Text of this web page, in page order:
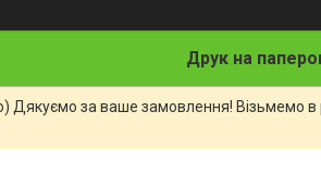
Друк на
Дякуємо за ваше замовлення! Візьмемо